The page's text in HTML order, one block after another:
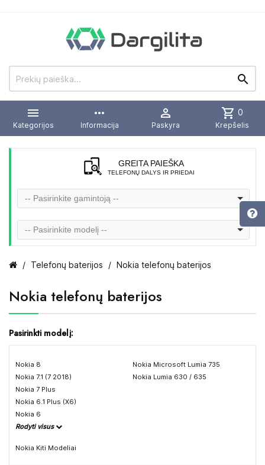


Kategorijos
more_horiz
Informacija

Paskyra
shopping_cart 0
Krepšelis
GREITA PAIEŠKA
TELEFONŲ DALYS IR PRIEDAI
-- Pasirinkite gamintoją --
-- Pasirinkite modelį --
Telefonų baterijos Nokia telefonų baterijos
Nokia telefonų baterijos
Pasirinkti modelį:
Nokia 8
Nokia 7.1 (7 2018)
Nokia 7 Plus
Nokia 6.1 Plus (X6)
Nokia 6
Rodyti visus
Nokia Microsoft Lumia 735
Nokia Lumia 630 / 635
Nokia Kiti Modeliai